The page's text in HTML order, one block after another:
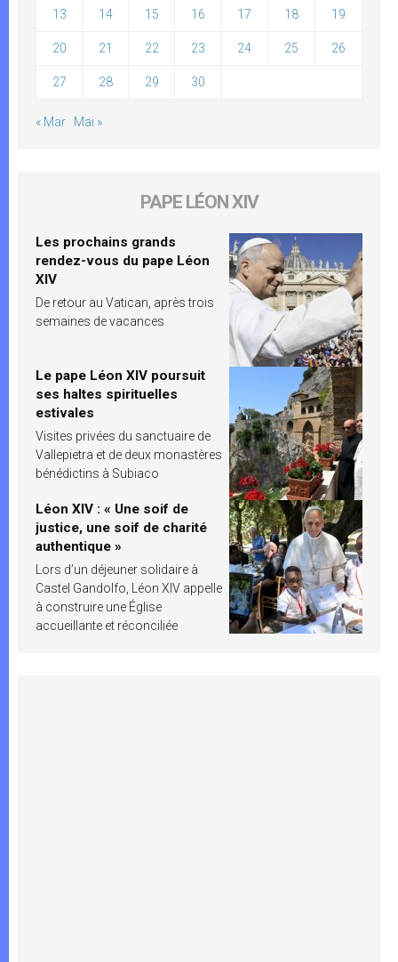
13 14 15 16 17 18 19
20 21 22 23 24 25 26
27 28 29 30
« Mar Mai »
PAPE LÉON XIV
Les prochains grands
rendez-vous du pape Léon
XIV
De retour au Vatican, après trois
semaines de vacances
Le pape Léon XIV poursuit
ses haltes spirituelles
estivales
Visites privées du sanctuaire de
Vallepietra et de deux monastères
bénédictins à Subiaco
Léon XIV : « Une soif de
justice, une soif de charité
authentique »
Lors d’un déjeuner solidaire à
Castel Gandolfo, Léon XIV appelle
à construire une Église
accueillante et réconciliée